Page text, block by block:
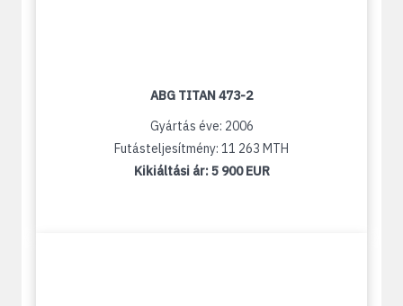
ABG TITAN 473-2
Gyártás éve: 2006
Futásteljesítmény: 11 263 MTH
Kikiáltási ár:5 900 EUR